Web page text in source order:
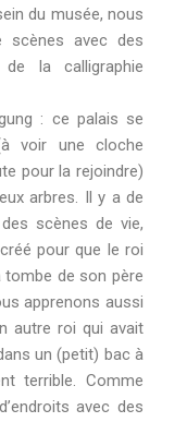
du musée, nous
scènes avec des
la calligraphie
: ce palais se
voir une cloche
pour la rejoindre)
arbres. Il y a de
scènes de vie,
pour que le roi
tombe de son père
apprenons aussi
autre roi qui avait
un (petit) bac à
terrible. Comme
avec des